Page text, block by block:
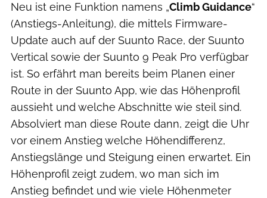
Neu ist eine Funktion namens „Climb Guidance“
(Anstiegs-Anleitung), die mittels Firmware-
Update auch auf der Suunto Race, der Suunto
Vertical sowie der Suunto 9 Peak Pro verfügbar
ist. So erfährt man bereits beim Planen einer
Route in der Suunto App, wie das Höhenprofil
aussieht und welche Abschnitte wie steil sind.
Absolviert man diese Route dann, zeigt die Uhr
vor einem Anstieg welche Höhendifferenz,
Anstiegslänge und Steigung einen erwartet. Ein
Höhenprofil zeigt zudem, wo man sich im
Anstieg befindet und wie viele Höhenmeter